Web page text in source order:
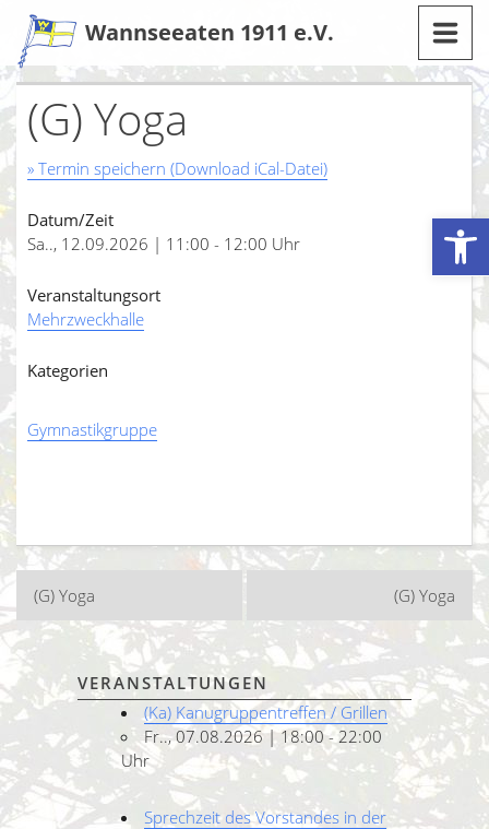
Werkzeugleiste öffnen
Zum
Inhalt
Wannseeaten 1911 e.V.
(G) Yoga
» Termin speichern (Download iCal-Datei)
Datum/Zeit
Sa.., 12.09.2026 | 11:00 - 12:00 Uhr
Veranstaltungsort
Mehrzweckhalle
Kategorien
Gymnastikgruppe
Beitragsnavigation
(G) Yoga (G) Yoga
VERANSTALTUNGEN
(Ka) Kanugruppentreffen / Grillen
Fr.., 07.08.2026 | 18:00 - 22:00
Uhr
Sprechzeit des Vorstandes in der